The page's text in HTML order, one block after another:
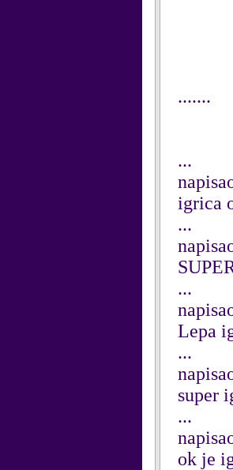
.......
...
igrica
...
...
Lepa
...
super
...
ok je